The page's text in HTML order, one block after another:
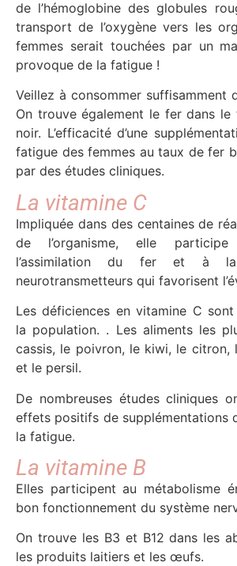
de l’hémoglobine des globules
transport de l’oxygène vers les
femmes serait touchées par un
provoque de la fatigue !
Veillez à consommer suffisamment
On trouve également le fer dans
noir. L’efficacité d’une
fatigue des femmes au taux de fer
par des études cliniques.
La vitamine C
Impliquée dans des centaines de
de l’organisme, elle
l’assimilation du fer et à
neurotransmetteurs qui favorisent
Les déficiences en vitamine C
la population. . Les aliments les
cassis, le poivron, le kiwi, le citron,
et le persil.
De nombreuses études cliniques
effets positifs de supplémentations
la fatigue.
La vitamine B
Elles participent au métabolisme
bon fonctionnement du système
On trouve les B3 et B12 dans les
les produits laitiers et les œufs.